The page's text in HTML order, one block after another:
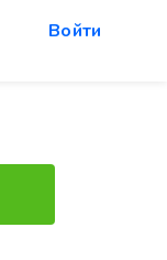
Войти